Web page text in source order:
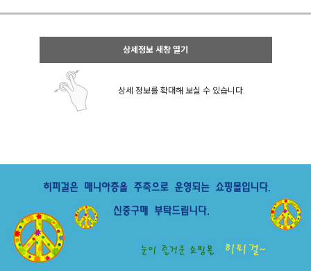
상세정보 새창 열기
상세 정보를 확대해 보실 수 있습니다.